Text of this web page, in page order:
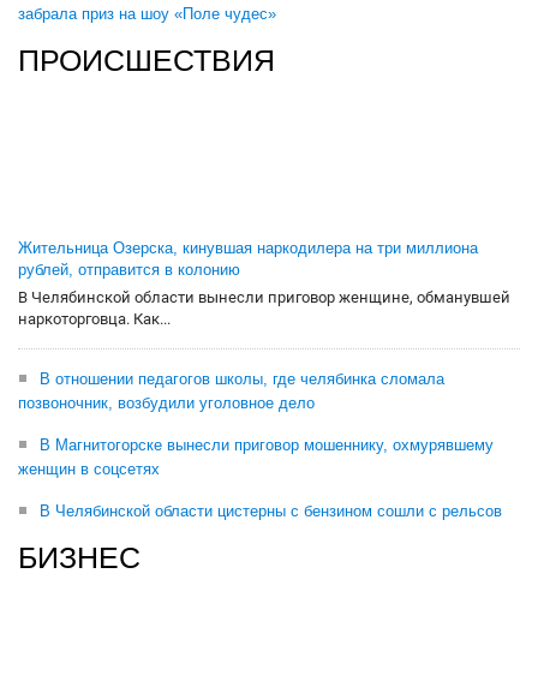
забрала приз на шоу «Поле чудес»
ПРОИСШЕСТВИЯ
Жительница Озерска, кинувшая наркодилера на три миллиона
рублей, отправится в колонию
В Челябинской области вынесли приговор женщине, обманувшей
наркоторговца. Как...
В отношении педагогов школы, где челябинка сломала
позвоночник, возбудили уголовное дело
В Магнитогорске вынесли приговор мошеннику, охмурявшему
женщин в соцсетях
В Челябинской области цистерны с бензином сошли с рельсов
БИЗНЕС